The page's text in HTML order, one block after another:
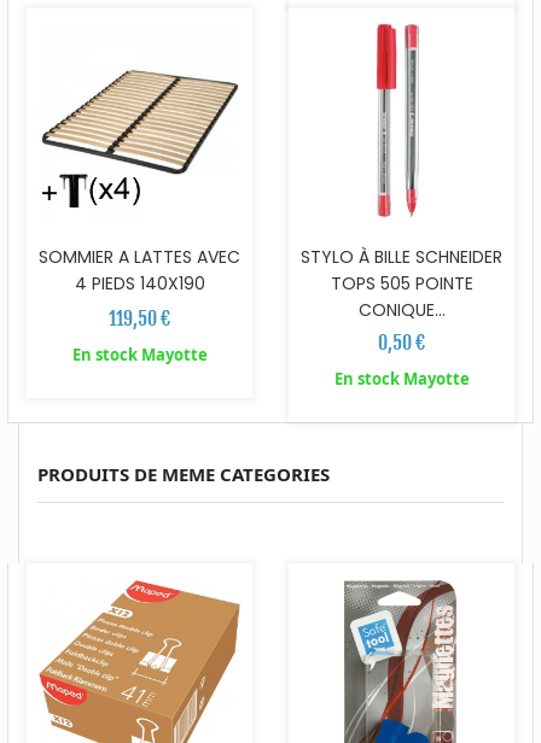
SOMMIER A LATTES AVEC
4 PIEDS 140X190
119,50 €
En stock Mayotte
STYLO À BILLE SCHNEIDER
TOPS 505 POINTE
CONIQUE...
0,50 €
En stock Mayotte
PRODUITS DE MEME CATEGORIES